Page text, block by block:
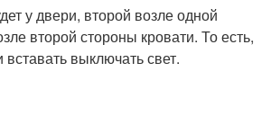
у двери, второй возле одной
второй стороны кровати. То есть,
выключать свет.